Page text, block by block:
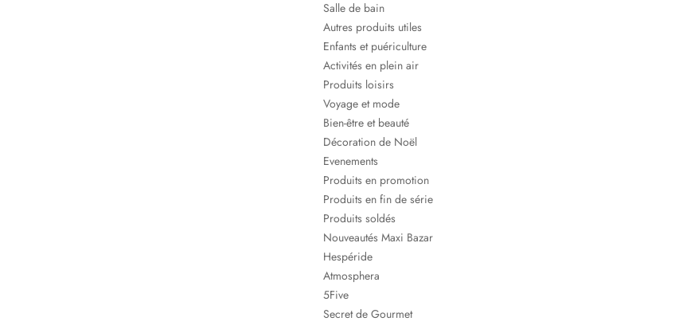
Salle de bain
Autres produits utiles
Enfants et puériculture
Activités en plein air
Produits loisirs
Voyage et mode
Bien-être et beauté
Décoration de Noël
Evenements
Produits en promotion
Produits en fin de série
Produits soldés
Nouveautés Maxi Bazar
Hespéride
Atmosphera
5Five
Secret de Gourmet